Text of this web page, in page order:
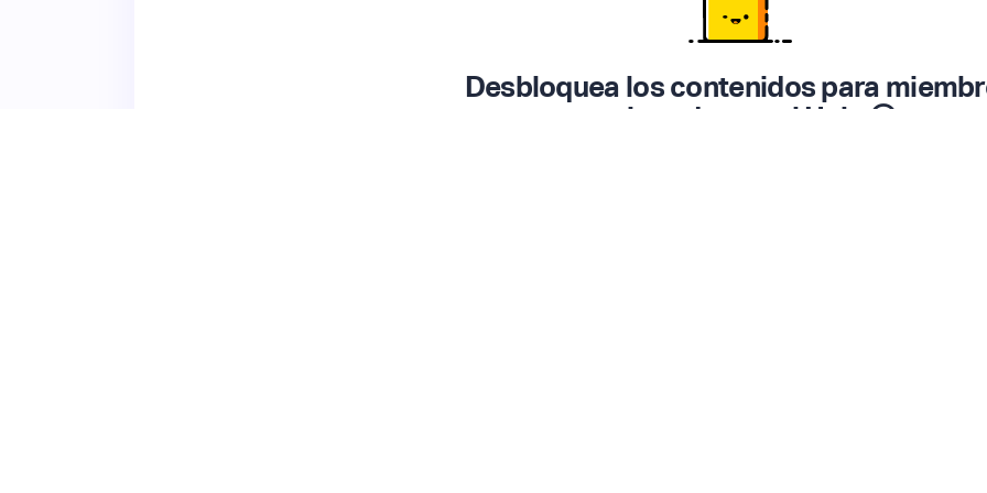
Desbloquea los contenidos para
registrados en el Hub. 😎